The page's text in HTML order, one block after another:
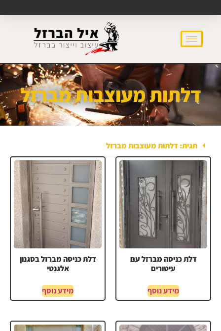
דלתות מעוצבות מברזל
תגית: דלתות מעוצבות מברזל
דלת כניסה מברזל עם
עיטורים
מידע נוסף
דלת כניסה מברזל בסגנון
אלגנטי
מידע נוסף